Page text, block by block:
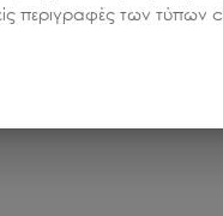
περιγραφές των τύπων